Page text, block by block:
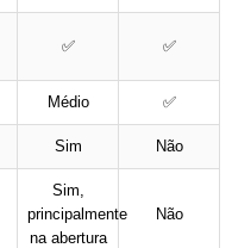
✅ ✅
Médio ✅
Sim Não
Sim,
principalmente
na abertura
Não